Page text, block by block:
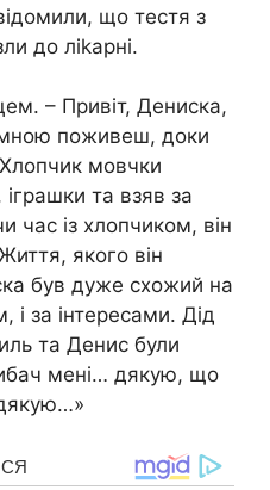
що теcтя з
до ліkарні.
– Привіт, Дениска,
мною поживеш, доки
мовчки
іграшки та взяв за
час із хлопчиком, він
якого він
був дуже схожий на
і за інтересами. Дід
та Денис були
мені… дякую, що